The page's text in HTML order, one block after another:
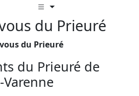
du Prieuré
du Prieuré
du Prieuré de